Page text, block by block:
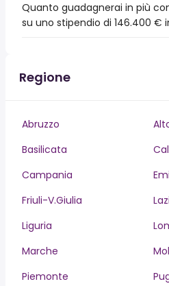
Quanto guadagnerai in più
su uno stipendio di 146.400 €
Regione
Abruzzo
Basilicata
Campania
Friuli-V.Giulia
Liguria
Marche
Piemonte